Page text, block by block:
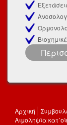
Αρχική
Αιμοληψία